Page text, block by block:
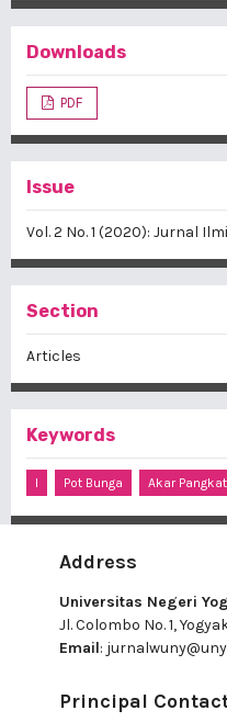
Downloads
PDF
Issue
Vol. 2 No. 1 (2020): Jurnal
Section
Articles
Keywords
I Pot Bunga Akar
Address
Universitas Negeri
Jl. Colombo No. 1,
Email:
Principal